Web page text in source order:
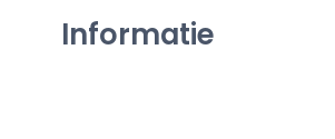
Informatie